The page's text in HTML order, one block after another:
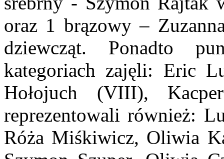
oraz 1 brązowy –
dziewcząt. Ponadto
kategoriach zajęli: Eric
Hołojuch (VIII),
reprezentowali również:
Róża Miśkiwicz, Oliwia